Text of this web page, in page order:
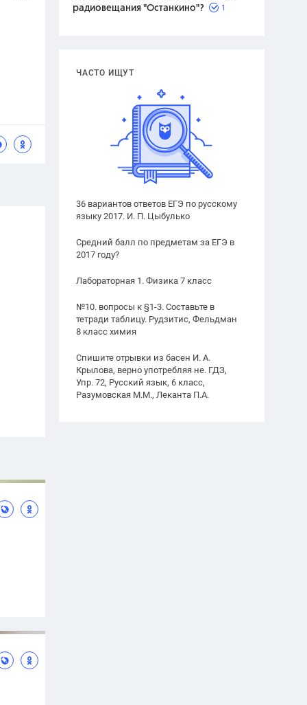
радиовещания "Останкино"?
1
ЧАСТО ИЩУТ
36 вариантов ответов ЕГЭ по русскому
языку 2017. И. П. Цыбулько
Средний балл по предметам за ЕГЭ в
2017 году?
Лабораторная 1. Физика 7 класс
№10. вопросы к §1-3. Составьте в
тетради таблицу. Рудзитис, Фельдман
8 класс химия
Спишите отрывки из басен И. А.
Крылова, верно употребляя не. ГДЗ,
Упр. 72, Русский язык, 6 класс,
Разумовская М.М., Леканта П.А.